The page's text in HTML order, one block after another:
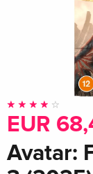
EUR
Avatar: